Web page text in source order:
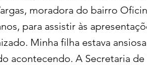
moradora do bairro
para assistir às
Minha filha estava
acontecendo. A Secretaria de